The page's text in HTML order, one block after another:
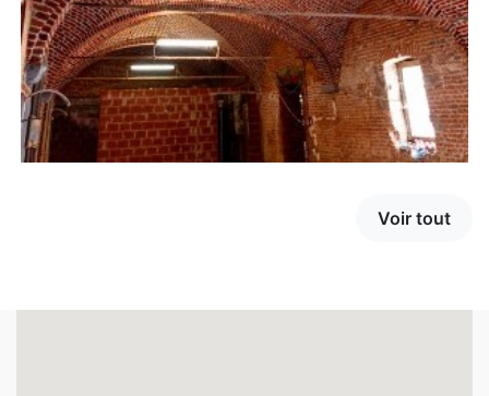
Voir tout